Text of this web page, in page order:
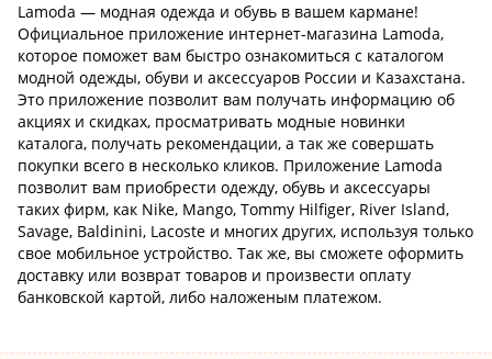
Lamoda — модная одежда и обувь в вашем кармане!
Официальное приложение интернет-магазина Lamoda,
которое поможет вам быстро ознакомиться с каталогом
модной одежды, обуви и аксессуаров России и Казахстана.
Это приложение позволит вам получать информацию об
акциях и скидках, просматривать модные новинки
каталога, получать рекомендации, а так же совершать
покупки всего в несколько кликов. Приложение Lamoda
позволит вам приобрести одежду, обувь и аксессуары
таких фирм, как Nike, Mango, Tommy Hilfiger, River Island,
Savage, Baldinini, Lacoste и многих других, используя только
свое мобильное устройство. Так же, вы сможете оформить
доставку или возврат товаров и произвести оплату
банковской картой, либо наложеным платежом.